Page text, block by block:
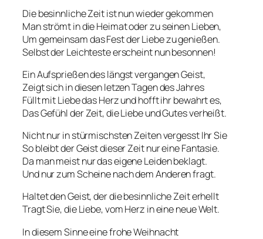
Die besinnliche Zeit ist nun wieder gekommen
Man strömt in die Heimat oder zu seinen Lieben,
Um gemeinsam das Fest der Liebe zu genießen.
Selbst der Leichteste erscheint nun besonnen!
Ein Aufsprießen des längst vergangen Geist,
Zeigt sich in diesen letzen Tagen des Jahres
Füllt mit Liebe das Herz und hofft ihr bewahrt es,
Das Gefühl der Zeit, die Liebe und Gutes verheißt.
Nicht nur in stürmischsten Zeiten vergesst Ihr Sie
So bleibt der Geist dieser Zeit nur eine Fantasie.
Da man meist nur das eigene Leiden beklagt.
Und nur zum Scheine nach dem Anderen fragt.
Haltet den Geist, der die besinnliche Zeit erhellt
Tragt Sie, die Liebe, vom Herz in eine neue Welt.
In diesem Sinne eine frohe Weihnacht